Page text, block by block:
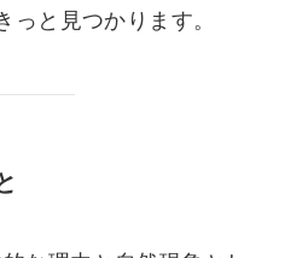
っと見つかります。